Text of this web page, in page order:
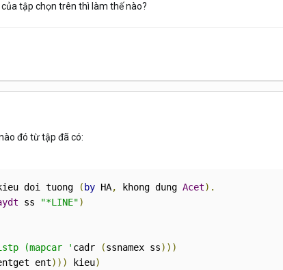
tập chọn trên thì làm thế nào?
đó từ tập đã có:
doi tuong ( by HA, khong dung Acet).
ss "*LINE")
(mapcar ' cadr (ssnamex ss)))
ent))) kieu)